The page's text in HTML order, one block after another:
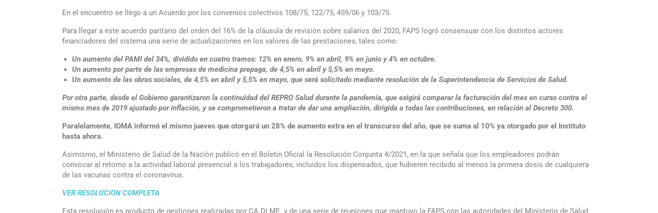
En el encuentro se llego a un Acuerdo por los convenios colectivos 108/75, 122/75, 459/06 y 103/75.
Para llegar a este acuerdo paritario del orden del 16% de la cláusula de revisión sobre salarios del 2020, FAPS logró consensuar con los distintos actores
financiadores del sistema una serie de actualizaciones en los valores de las prestaciones, tales como:
Un aumento del PAMI del 34%, dividido en cuatro tramos: 12% en enero, 9% en abril, 9% en junio y 4% en octubre.
Un aumento por parte de las empresas de medicina prepaga, de 4,5% en abril y 5,5% en mayo.
Un aumento de las obras sociales, de 4,5% en abril y 5,5% en mayo, que será solicitado mediante resolución de la Superintendencia de Servicios de Salud.
Por otra parte, desde el Gobierno garantizaron la continuidad del REPRO Salud durante la pandemia, que exigirá comparar la facturación del mes en curso contra el
mismo mes de 2019 ajustado por inflación, y se comprometieron a tratar de dar una ampliación, dirigida a todas las contribuciones, en relación al Decreto 300.
Paralelamente, IOMA informó el mismo jueves que otorgará un 28% de aumento extra en el transcurso del año, que se suma al 10% ya otorgado por el Instituto
hasta ahora.
Asimismo, el Ministerio de Salud de la Nación publicó en el Boletín Oficial la Resolución Conjunta 4/2021, en la que señala que los empleadores podrán
convocar al retorno a la actividad laboral presencial a los trabajadores, incluidos los dispensados, que hubieren recibido al menos la primera dosis de cualquiera
de las vacunas contra el coronavirus.
VER RESOLUCION COMPLETA
Esta resolución es producto de gestiones realizadas por CA.DI.ME y de una serie de reuniones que mantuvo la FAPS con las autoridades del Ministerio de Salud,